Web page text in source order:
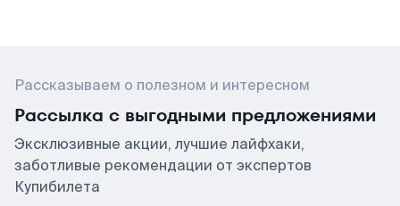
Рассказываем о полезном и интересном
Рассылка с выгодными предложениями
Эксклюзивные акции, лучшие лайфхаки,
заботливые рекомендации от экспертов
Купибилета